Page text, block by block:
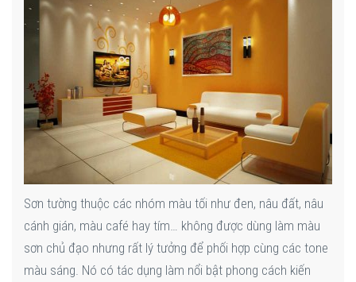
Sơn tường thuộc các nhóm màu tối như đen, nâu đất, nâu
cánh gián, màu café hay tím… không được dùng làm màu
sơn chủ đạo nhưng rất lý tưởng để phối hợp cùng các tone
màu sáng. Nó có tác dụng làm nổi bật phong cách kiến